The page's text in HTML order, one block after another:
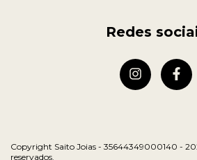
Redes
Copyright Saito Joias - 35644349000140 -
reservados.